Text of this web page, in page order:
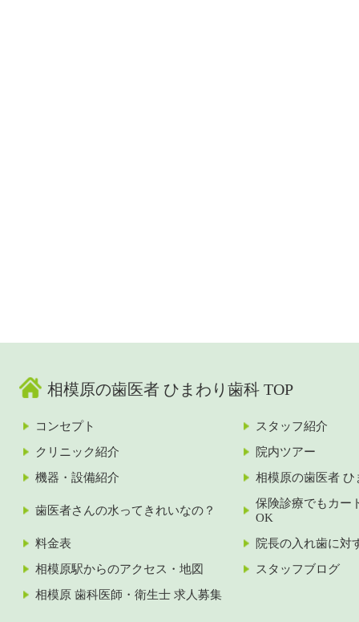
相模原の歯医者 ひまわり歯科 TOP
コンセプト
スタッフ紹介
クリニック紹介
院内ツアー
機器・設備紹介
相模原の歯医者 ひ
歯医者さんの水ってきれいなの？
保険診療でもカー
OK
料金表
院長の入れ歯に対
相模原駅からのアクセス・地図
スタッフブログ
相模原 歯科医師・衛生士 求人募集